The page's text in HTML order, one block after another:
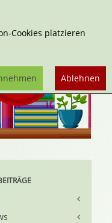
Cookies platzieren
Ablehnen